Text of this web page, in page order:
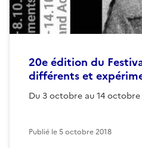
20e édition du
différents et
Du 3 octobre au 14 octobre
Publié le5 octobre 2018